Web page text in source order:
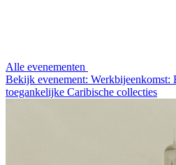
Alle evenementen
Bekijk evenement: Werkbijeenkomst:
toegankelijke Caribische collecties